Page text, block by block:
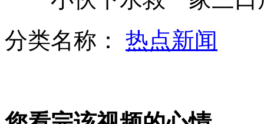
神九纪念封汉语拼音屡出错
分类名称： 热点新闻